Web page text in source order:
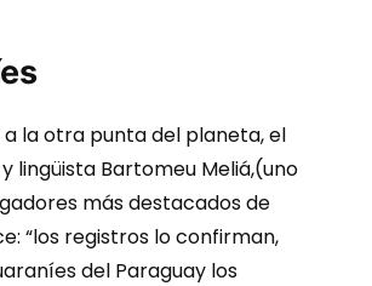
a la otra punta del planeta, el
lingüista Bartomeu Meliá,(uno
más destacados de
“los registros lo confirman,
del Paraguay los